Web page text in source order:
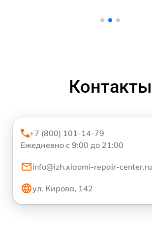
Контакты
+7 (800) 101-14-79
Ежедневно с 9:00 до 21:00
info@izh.xiaomi-repair-center.ru
ул. Кирова, 142